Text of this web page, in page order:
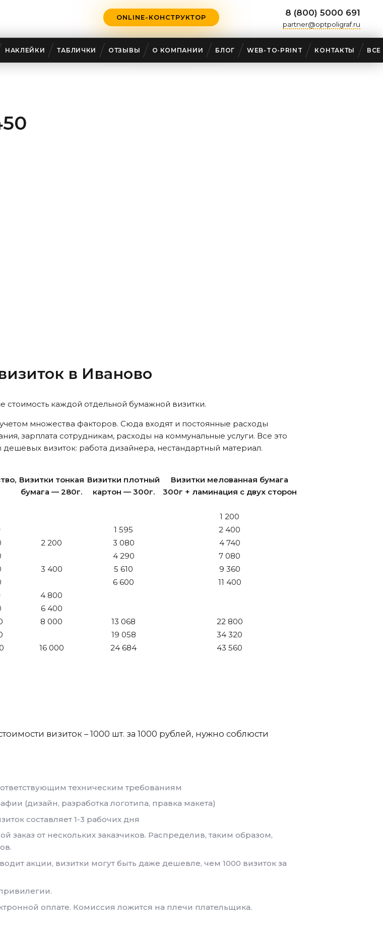
ONLINE-КОНСТРУКТОР 8 (800) 5000 691
partner@optpoligraf.ru
НАКЛЕЙКИ ТАБЛИЧКИ ОТЗЫВЫ О КОМПАНИИ БЛОГ WEB-TO-PRINT КОНТАКТЫ ВСЕ
в Иваново
каждой отдельной бумажной визитки.
множества факторов. Сюда входят и постоянные расходы
зарплата сотрудникам, расходы на коммунальные услуги. Все это
визиток: работа дизайнера, нестандартный материал.
Визитки тонкая
бумага — 280г.
Визитки плотный
картон — 300г.
Визитки мелованная бумага
300г + ламинация с двух сторон
1 200
1 595
2 400
2 200 3 080
4 740
4 290
7 080
3 400 5 610
9 360
6 600
11 400
4 800
6 400
8 000 13 068
22 800
19 058
34 320
16 000 24 684 43 560
визиток – 1000 шт. за 1000 рублей, нужно соблюсти
техническим требованиям
(дизайн, разработка логотипа, правка макета)
составляет 1-3 рабочих дня
заказ от нескольких заказчиков. Распределив, таким образом,
акции, визитки могут быть даже дешевле, чем 1000 визиток за
оплате. Комиссия ложится на плечи плательщика.